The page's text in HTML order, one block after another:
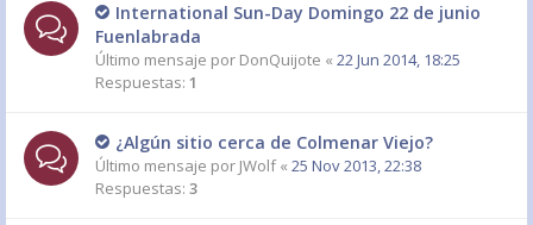
International Sun-Day Domingo 22 de junio
Fuenlabrada
Último mensaje por DonQuijote « 22 Jun 2014, 18:25
Respuestas: 1
¿Algún sitio cerca de Colmenar Viejo?
Último mensaje por JWolf« 25 Nov 2013, 22:38
Respuestas: 3